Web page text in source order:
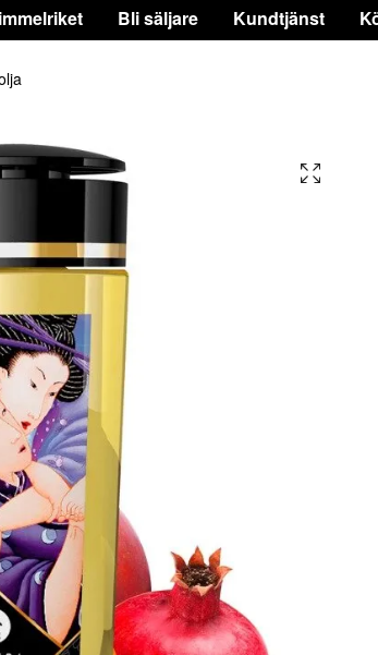
Bli säljare Kundtjänst